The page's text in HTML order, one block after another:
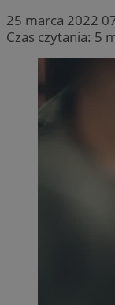
25 marca 2022
Czas czytania: 5